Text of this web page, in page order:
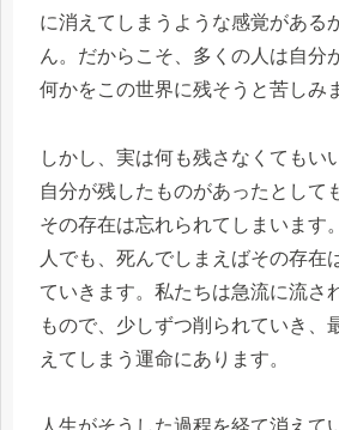
に消えてしまうような感覚がある
ん。だからこそ、多くの人は自分
何かをこの世界に残そうと苦しみ
しかし、実は何も残さなくてもい
自分が残したものがあったとして
その存在は忘れられてしまいます
人でも、死んでしまえばその存在
ていきます。私たちは急流に流さ
もので、少しずつ削られていき、
えてしまう運命にあります。